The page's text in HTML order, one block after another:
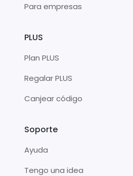
Para empresas
PLUS
Plan PLUS
Regalar PLUS
Canjear código
Soporte
Ayuda
Tengo una idea